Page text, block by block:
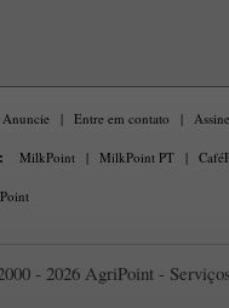
Anuncie | Entre em contato |
MilkPoint | MilkPoint PT |
- 2026 AgriPoint -